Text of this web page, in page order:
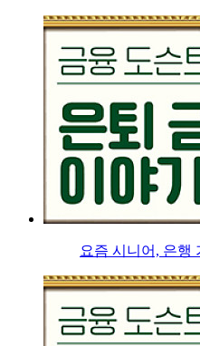
요즘 시니어, 은행